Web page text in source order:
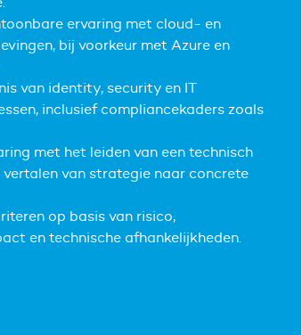
ervaring met cloud- en
bij voorkeur met Azure en
van identity, security en IT
inclusief compliancekaders zoals
met het leiden van een technisch
vertalen van strategie naar concrete
op basis van risico,
en technische afhankelijkheden.